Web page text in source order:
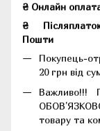
₴ Онлайн
₴
Пошти
Покупець-
20 грн від
Важливо!!!
товару та